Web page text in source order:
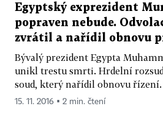
Egyptský exprezident
popraven nebude.
zvrátil a nařídil obnovu
Bývalý prezident Egypta
unikl trestu smrti. Hrdelní
soud, který nařídil obnovu řízení.
15. 11. 2016 ▪ 2 min. čtení